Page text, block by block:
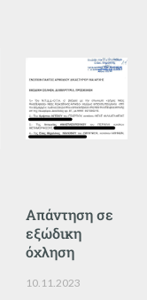
Απάντηση σε
εξώδικη
όχληση
10.11.2023